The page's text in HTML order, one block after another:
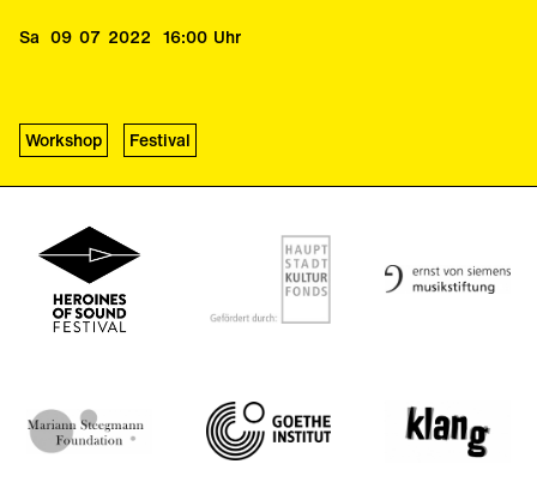
Barbara Lüneburg
Giada Dalla Bontà
Sa 09 07 2022 16:00 Uhr
Workshop Festival